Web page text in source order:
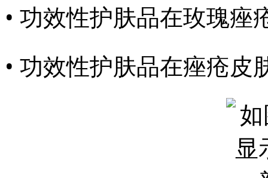
• 功效性护肤品在玫瑰
• 功效性护肤品在痤疮